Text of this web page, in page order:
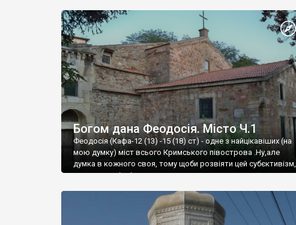
Богом дана Феодосія. Місто Ч.1
Феодосія (Кафа-12 (13) -15 (18) ст) - одне з найцікавіших (на
мою думку) міст всього Кримського півострова .Ну,але
думка в кожного своя, тому щоби розвіяти цей субєктивізм,
запрошую відвідати це